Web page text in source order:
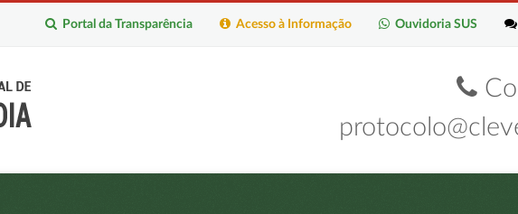
Ouvidoria SUS
Acesso à Informação
Portal da Transparência